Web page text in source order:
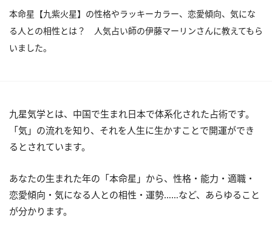
本命星【九紫火星】の性格やラッキーカラー、恋愛傾向、気にな
る人との相性とは？ 人気占い師の伊藤マーリンさんに教えてもら
いました。
九星気学とは、中国で生まれ日本で体系化された占術です。
「気」の流れを知り、それを人生に生かすことで開運ができ
るとされています。
あなたの生まれた年の「本命星」から、性格・能力・適職・
恋愛傾向・気になる人との相性・運勢……など、あらゆること
が分かります。